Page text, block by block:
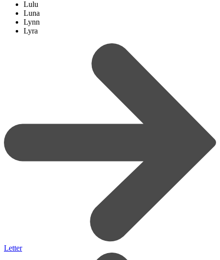
Lulu
Luna
Lynn
Lyra
Letter